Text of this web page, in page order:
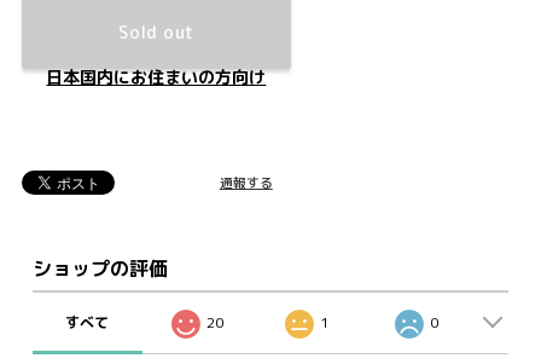
Sold out
日本国内にお住まいの方向け
通報する
ショップの評価
すべて 20 1 0